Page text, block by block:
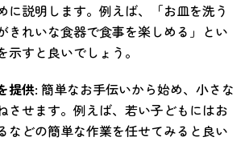
に説明します。例えば、「お皿を洗う
きれいな食器で食事を楽しめる」とい
示すと良いでしょう。
提供: 簡単なお手伝いから始め、小さな
させます。例えば、若い子どもにはお
などの簡単な作業を任せてみると良い